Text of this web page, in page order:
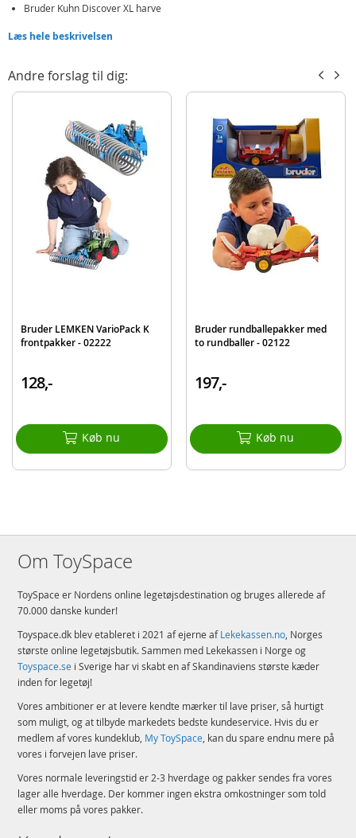
Bruder Kuhn Discover XL harve
Detaljer:
Skala: 1:16
Produktdetaljer
4001702022174
Læs hele beskrivelsen
Andre forslag til dig:
Bruder LEMKEN VarioPack K
frontpakker - 02222
128,-
Køb nu
Bruder rundballepakker med
to rundballer - 02122
197,-
Køb nu
Om ToySpace
ToySpace er Nordens online legetøjsdestination og bruges allerede af
70.000 danske kunder!
Toyspace.dk blev etableret i 2021 af ejerne afLekekassen.no, Norges
største online legetøjsbutik. Sammen med Lekekassen i Norge og
Toyspace.se i Sverige har vi skabt en af Skandinaviens største kæder
inden for legetøj!
Vores ambitioner er at levere kendte mærker til lave priser, så hurtigt
som muligt, og at tilbyde markedets bedste kundeservice. Hvis du er
medlem af vores kundeklub, My ToySpace, kan du spare endnu mere på
vores i forvejen lave priser.
Vores normale leveringstid er 2-3 hverdage og pakker sendes fra vores
lager alle hverdage. Der kommer ingen ekstra omkostninger som told
eller moms på vores pakker.